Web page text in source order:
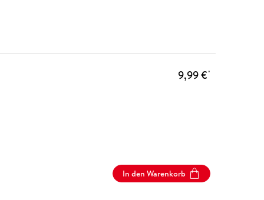
9,99 €*
In den Warenkorb